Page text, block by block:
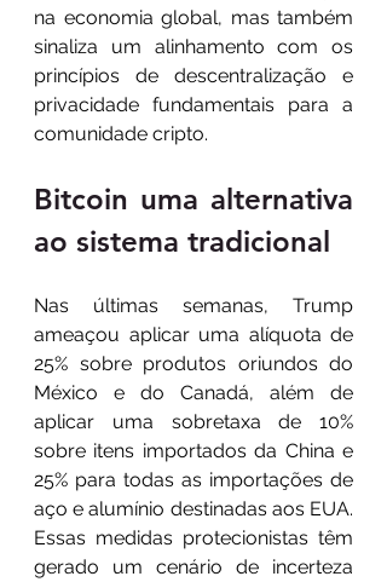
na economia global, mas também
sinaliza um alinhamento com os
princípios de descentralização e
privacidade fundamentais para a
comunidade cripto.
Bitcoin uma alternativa
ao sistema tradicional
Nas últimas semanas, Trump
ameaçou aplicar uma alíquota de
25% sobre produtos oriundos do
México e do Canadá, além de
aplicar uma sobretaxa de 10%
sobre itens importados da China e
25% para todas as importações de
aço e alumínio destinadas aos EUA.
Essas medidas protecionistas têm
gerado um cenário de incerteza